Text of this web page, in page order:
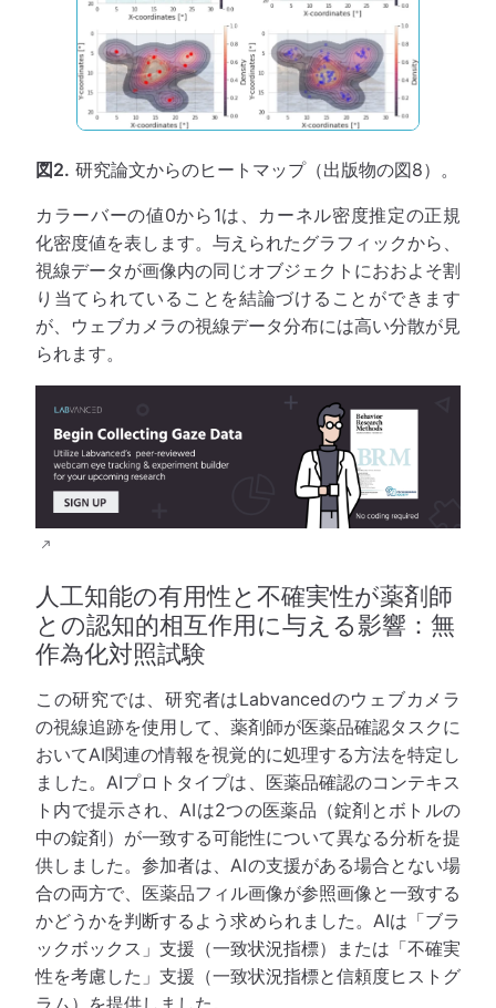
図2. 研究論文からのヒートマップ（出版物の図8）。
カラーバーの値0から1は、カーネル密度推定の正規
化密度値を表します。与えられたグラフィックから、
視線データが画像内の同じオブジェクトにおおよそ割
り当てられていることを結論づけることができます
が、ウェブカメラの視線データ分布には高い分散が見
られます。
人工知能の有用性と不確実性が薬剤師
との認知的相互作用に与える影響：無
作為化対照試験
この研究では、研究者はLabvancedのウェブカメラ
の視線追跡を使用して、薬剤師が医薬品確認タスクに
おいてAI関連の情報を視覚的に処理する方法を特定し
ました。AIプロトタイプは、医薬品確認のコンテキス
ト内で提示され、AIは2つの医薬品（錠剤とボトルの
中の錠剤）が一致する可能性について異なる分析を提
供しました。参加者は、AIの支援がある場合とない場
合の両方で、医薬品フィル画像が参照画像と一致する
かどうかを判断するよう求められました。AIは「ブラ
ックボックス」支援（一致状況指標）または「不確実
性を考慮した」支援（一致状況指標と信頼度ヒストグ
ラム）を提供しました。